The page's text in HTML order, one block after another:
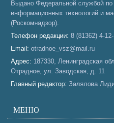
Выдано Федеральной службой по
информационных технологий и
(Роскомнадзор).
Телефон редакции: 8 (81362) 4-12-
Email: otradnoe_vsz@mail.ru
Адрес: 187330, Ленинградская
Отрадное, ул. Заводская, д. 11
Главный редактор: Залялова
МЕНЮ